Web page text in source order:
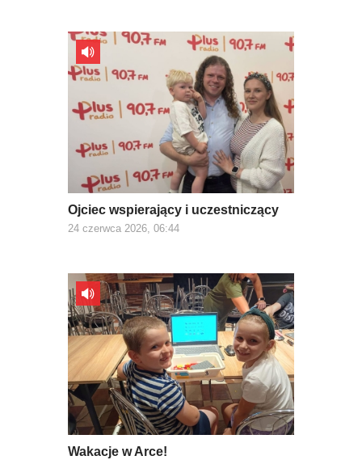
Ojciec wspierający i uczestniczący
24 czerwca 2026, 06:44
Wakacje w Arce!